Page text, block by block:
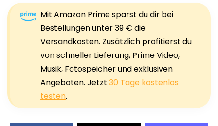
Mit Amazon Prime sparst du dir bei
Bestellungen unter 39 € die
Versandkosten. Zusätzlich profitierst du
von schneller Lieferung, Prime Video,
Musik, Fotospeicher und exklusiven
Angeboten. Jetzt 30 Tage kostenlos
testen.